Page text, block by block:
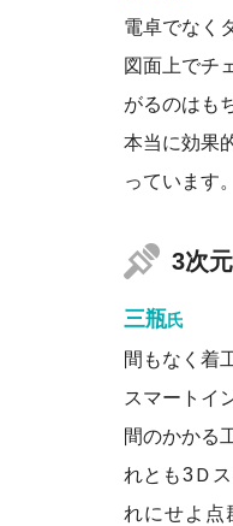
電卓でなく
図面上でチ
がるのはも
本当に効果
っています。
3次
三瓶氏
間もなく着
スマートイ
間のかかる
れとも3Ｄ
れにせよ点